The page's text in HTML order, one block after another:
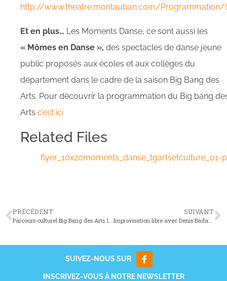
http://www.theatre.montauban.com/Programmation/
Et en plus… Les Moments Danse, ce sont aussi les
« Mômes en Danse », des spectacles de danse jeune
public proposés aux écoles et aux collèges du
département dans le cadre de la saison Big Bang des
Arts. Pour découvrir la programmation du Big bang
Arts c’est ici
Related Files
flyer_10x20moments_danse_tgartsetculture_01-
PRÉCÉDENT
Parcours culturel Big Bang des Arts 19/20
SUIVANT
Improvisation libre avec Denis Badault
SUIVEZ-NOUS SUR
INSCRIVEZ-VOUS À NOTRE NEWSLETTER